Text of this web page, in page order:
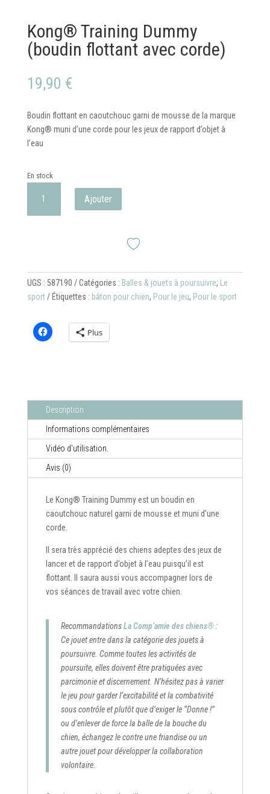
Kong® Training Dummy
(boudin flottant avec corde)
19,90 €
Boudin flottant en caoutchouc garni de mousse de la marque
Kong® muni d’une corde pour les jeux de rapport d’objet à
l’eau
En stock
Kong®
flottant
avec
corde)
Ajouter
UGS : 587190 Catégories : Balles & jouets à poursuivre,
Le
sport
Étiquettes : bâton pour chien, Pour le jeu, Pour le sport
Plus
Description
Informations complémentaires
Vidéo d'utilisation.
Avis (0)
Le Kong® Training Dummy est un boudin en
caoutchouc naturel garni de mousse et muni d’une
corde.
Il sera très apprécié des chiens adeptes des jeux de
lancer et de rapport d’objet à l’eau puisqu’il est
flottant. Il saura aussi vous accompagner lors de
vos séances de travail avec votre chien.
RecommandationsLa Comp’amie des chiens® :
Ce jouet entre dans la catégorie des jouets à
poursuivre. Comme toutes les activités de
poursuite, elles doivent être pratiquées avec
parcimonie et discernement. N’hésitez pas à varier
le jeu pour garder l’excitabilité et la combativité
sous contrôle et plutôt que d’exiger le “Donne !”
ou d’enlever de force la balle de la bouche du
chien, échangez le contre une friandise ou un
autre jouet pour développer la collaboration
volontaire.